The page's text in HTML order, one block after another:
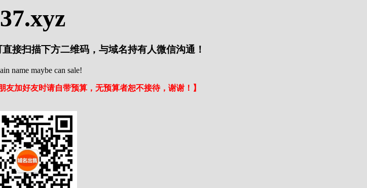
接扫描下方二维码，与域名持有人微信沟通！
name maybe can sale!
友加好友时请自带预算，无预算者恕不接待，谢谢！】